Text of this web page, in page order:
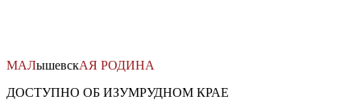
МАЛышевскАЯ РОДИНА
ДОСТУПНО ОБ ИЗУМРУДНОМ КРАЕ